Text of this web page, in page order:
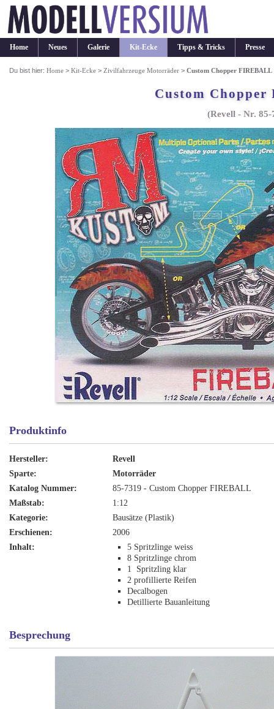
Home Neues Galerie Kit-Ecke Tipps & Tricks Presse
Du bist hier:Home >Kit-Ecke > Zivilfahrzeuge Motorräder >Custom Chopper FIREBALL
Custom
(Revell - Nr. 85-
Produktinfo
Hersteller:
Revell
Sparte:
Motorräder
Katalog Nummer:
85-7319 - Custom Chopper FIREBALL
Maßstab:
1:12
Kategorie:
Bausätze (Plastik)
Erschienen:
2006
Inhalt:
5 Spritzlinge weiss
8 Spritzlinge chrom
1 Spritzling klar
2 profillierte Reifen
Decalbogen
Detillierte Bauanleitung
Besprechung